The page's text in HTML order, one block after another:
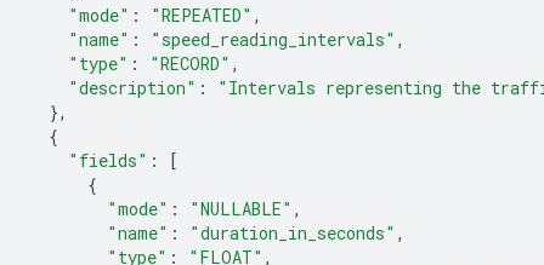
"mode" : "REPEATED" ,
"name" : "speed_reading_intervals" ,
"type" : "RECORD" ,
"description" :
"Intervals representing the
},
{
"fields" :
[
{
"mode" : "NULLABLE" ,
"name" : "duration_in_seconds" ,
"type" : "FLOAT" ,